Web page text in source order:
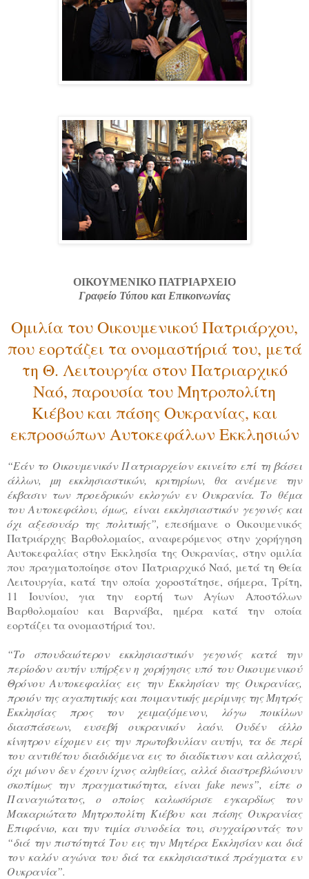
ΟΙΚΟΥΜΕΝΙΚΟ ΠΑΤΡΙΑΡΧΕΙΟ
Γραφείο Τύπου και Επικοινωνίας
Ομιλία του Οικουμενικού Πατριάρχου,
που εορτάζει τα ονομαστήριά του, μετά
τη Θ. Λειτουργία στον Πατριαρχικό
Ναό, παρουσία του Μητροπολίτη
Κιέβου και πάσης Ουκρανίας, και
εκπροσώπων Αυτοκεφάλων Εκκλησιών
“Εάν το Οικουμενικόν Πατριαρχείον εκινείτο επί τη βάσει
άλλων, μη εκκλησιαστικών, κριτηρίων, θα ανέμενε την
έκβασιν των προεδρικών εκλογών εν Ουκρανία. Το θέμα
του Αυτοκεφάλου, όμως, είναι εκκλησιαστικόν γεγονός και
όχι αξεσουάρ της πολιτικής”,επεσήμανε ο Οικουμενικός
Πατριάρχης Βαρθολομαίος, αναφερόμενος στην χορήγηση
Αυτοκεφαλίας στην Εκκλησία της Ουκρανίας, στην ομιλία
που πραγματοποίησε στον Πατριαρχικό Ναό, μετά τη Θεία
Λειτουργία, κατά την οποία χοροστάτησε, σήμερα, Τρίτη,
11 Ιουνίου, για την εορτή των Αγίων Αποστόλων
Βαρθολομαίου και Βαρνάβα, ημέρα κατά την οποία
εορτάζει τα ονομαστήριά του.
“Το σπουδαιότερον εκκλησιαστικόν γεγονός κατά την
περίοδον αυτήν υπήρξεν η χορήγησις υπό του Οικουμενικού
Θρόνου Αυτοκεφαλίας εις την Εκκλησίαν της Ουκρανίας,
προιόν της αγαπητικής και ποιμαντικής μερίμνης της Μητρός
Εκκλησίας προς τον χειμαζόμενον, λόγω ποικίλων
διασπάσεων, ευσεβή ουκρανικόν λαόν. Ουδέν άλλο
κίνητρον είχομεν εις την πρωτοβουλίαν αυτήν, τα δε περί
του αντιθέτου διαδιδόμενα εις το διαδίκτυον και αλλαχού,
όχι μόνον δεν έχουν ίχνος αληθείας, αλλά διαστρεβλώνουν
σκοπίμως την πραγματικότητα, είναι fake news”, είπε ο
Παναγιώτατος, ο οποίος καλωσόρισε εγκαρδίως τον
Μακαριώτατο Μητροπολίτη Κιέβου και πάσης Ουκρανίας
Επιφάνιο, και την τιμία συνοδεία του, συγχαίροντάς τον
“διά την πιστότητά Του εις την Μητέρα Εκκλησίαν και διά
τον καλόν αγώνα του διά τα εκκλησιαστικά πράγματα εν
Ουκρανία”.